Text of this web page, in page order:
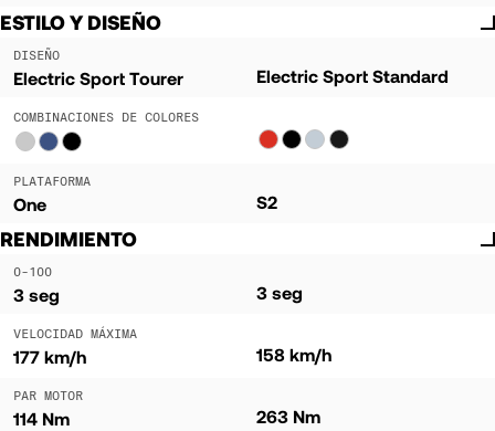
ESTILO Y DISEÑO
DISEÑO
Electric Sport Tourer Electric Sport Standard
COMBINACIONES DE COLORES
PLATAFORMA
One S2
RENDIMIENTO
0-100
3 seg 3 seg
VELOCIDAD MÁXIMA
177 km/h 158 km/h
PAR MOTOR
114 Nm 263 Nm